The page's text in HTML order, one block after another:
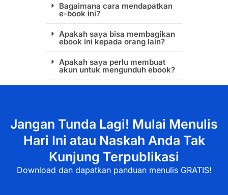
Bagaimana cara mendapatkan
e-book ini?
Apakah saya bisa membagikan
ebook ini kepada orang lain?
Apakah saya perlu membuat
akun untuk mengunduh ebook?
Jangan Tunda Lagi! Mulai Menulis
Hari Ini atau Naskah Anda Tak
Kunjung Terpublikasi
Download dan dapatkan panduan menulis GRATIS!